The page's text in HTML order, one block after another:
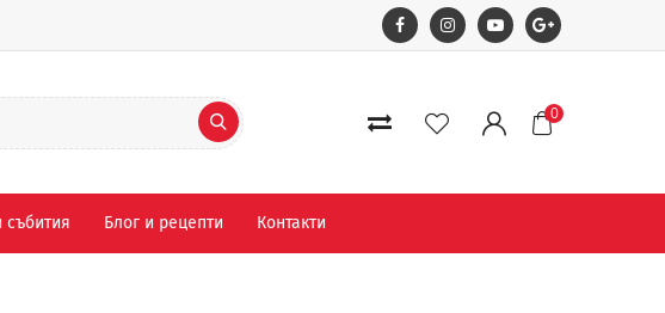
0
Блог и рецепти Контакти